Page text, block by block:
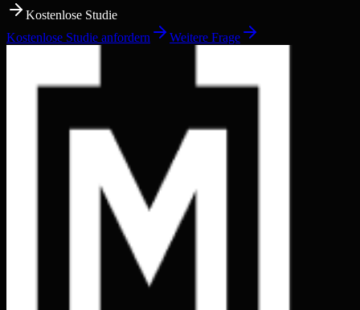
Kostenlose Studie
Kostenlose Studie anfordern
Weitere Frage